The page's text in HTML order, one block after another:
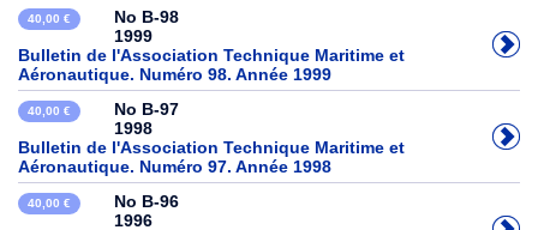
40,00 €
No B-98
1999
Bulletin de l'Association Technique Maritime et
Aéronautique. Numéro 98. Année 1999
40,00 €
No B-97
1998
Bulletin de l'Association Technique Maritime et
Aéronautique. Numéro 97. Année 1998
40,00 €
No B-96
1996